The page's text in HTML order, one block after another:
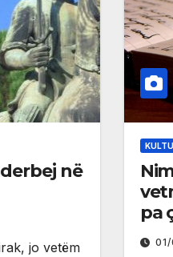
në
jo vetëm
pa